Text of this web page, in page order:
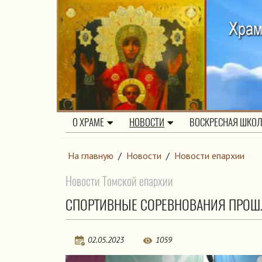
О ХРАМЕ НОВОСТИ ВОСКРЕСНАЯ
На главную / Новости / Новости епархии
Новости Томской епархии
СПОРТИВНЫЕ СОРЕВНОВАНИЯ
02.05.2023 1059